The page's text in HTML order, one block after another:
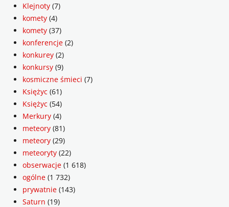
Klejnoty (7)
komety (4)
komety (37)
konferencje (2)
konkurey (2)
konkursy (9)
kosmiczne śmieci (7)
Księżyc (61)
Księżyc (54)
Merkury (4)
meteory (81)
meteory (29)
meteoryty (22)
obserwacje (1 618)
ogólne (1 732)
prywatnie (143)
Saturn (19)